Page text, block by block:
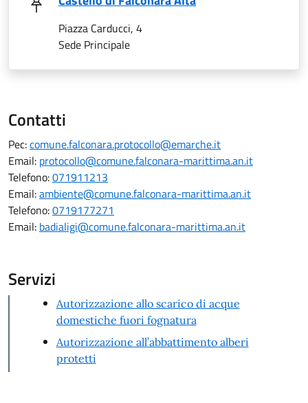
Piazza Carducci, 4
Sede Principale
Contatti
Pec:comune.falconara.protocollo@emarche.it
Email: protocollo@comune.falconara-marittima.an.it
Telefono:071911213
Email:ambiente@comune.falconara-marittima.an.it
Telefono:0719177271
Email: badialigi@comune.falconara-marittima.an.it
Servizi
Autorizzazione allo scarico di acque
domestiche fuori fognatura
Autorizzazione all’abbattimento alberi
protetti